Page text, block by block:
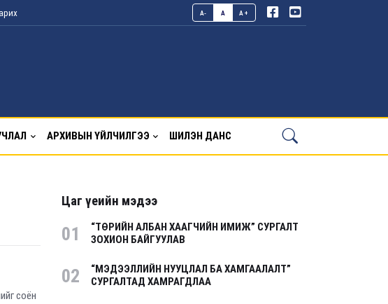
A- A A+
АРХИВЫН ҮЙЛЧИЛГЭЭ ШИЛЭН ДАНС
соён
Цаг үеийн мэдээ
01
“ТӨРИЙН АЛБАН ХААГЧИЙН ИМИЖ” СУРГАЛТ
ЗОХИОН БАЙГУУЛАВ
02
“МЭДЭЭЛЛИЙН НУУЦЛАЛ БА ХАМГААЛАЛТ”
СУРГАЛТАД ХАМРАГДЛАА